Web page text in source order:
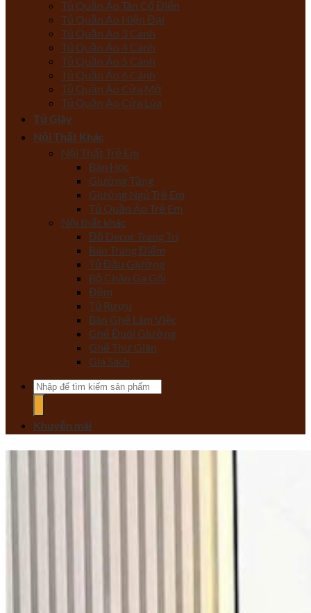
Tủ Quần Áo Tân Cổ Điển
Tủ Quần Áo Hiện Đại
Tủ Quần Áo 3 Cánh
Tủ Quần Áo 4 Cánh
Tủ Quần Áo 5 Cánh
Tủ Quần Áo 6 Cánh
Tủ Quần Áo Cửa Mở
Tủ Quần Áo Cửa Lùa
Tủ Giày
Nội Thất Khác
Nội Thất Trẻ Em
Bàn Học
Giường Tầng
Giường Ngủ Trẻ Em
Tủ Quần Áo Trẻ Em
Nội thất khác
Đồ Decor Trang Trí
Bàn Trang Điểm
Tủ Đầu Giường
Bộ Chăn Ga Gối
Đệm
Tủ Rượu
Bàn Ghế Làm Việc
Ghế Đuôi Giường
Ghế Thư Giãn
Giá Sách
Tìm
kiếm:
Khuyến mãi